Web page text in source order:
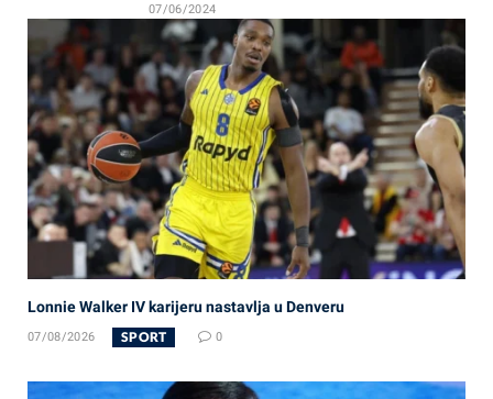
07/06/2024
Lonnie Walker IV karijeru nastavlja u Denveru
07/08/2026 SPORT 0